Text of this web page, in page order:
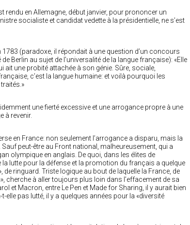
rendu en Allemagne, début janvier, pour prononcer un
socialiste et candidat vedette à la présidentielle, ne s’est
1783 (paradoxe, il répondait à une question d’un concours
Berlin au sujet de l’universalité de la langue française): «Elle
ait une probité attachée à son génie. Sûre, sociale,
c’est la langue humaine: et voilà pourquoi les
une fierté excessive et une arrogance propre à une
à revenir.
en France: non seulement l’arrogance a disparu, mais la
peut-être au Front national, malheureusement, qui a
olympique en anglais. De quoi, dans les élites de
la lutte pour la défense et la promotion du français a quelque
de ringuard. Triste logique au bout de laquelle la France, de
cherche à aller toujours plus loin dans l’effacement de sa
et Macron, entre Le Pen et Made for Sharing, il y aurait bien
elle pas lutté, il y a quelques années pour la «diversité